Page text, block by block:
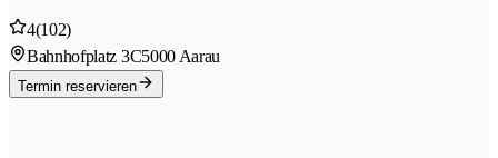
4(102)
Bahnhofplatz 3C5000 Aarau
Termin reservieren